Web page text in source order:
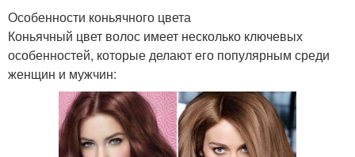
Особенности коньячного цвета
Коньячный цвет волос имеет несколько ключевых
особенностей, которые делают его популярным среди
женщин и мужчин: